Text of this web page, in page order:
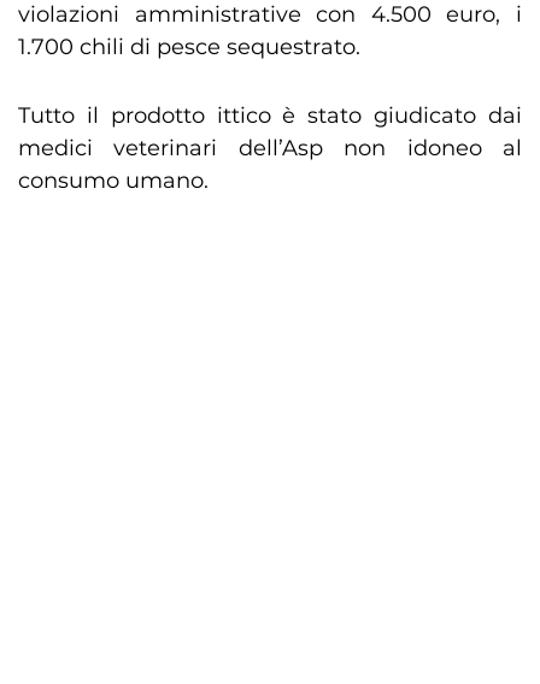
violazioni amministrative con 4.500 euro, i
1.700 chili di pesce sequestrato.
Tutto il prodotto ittico è stato giudicato dai
medici veterinari dell’Asp non idoneo al
consumo umano.